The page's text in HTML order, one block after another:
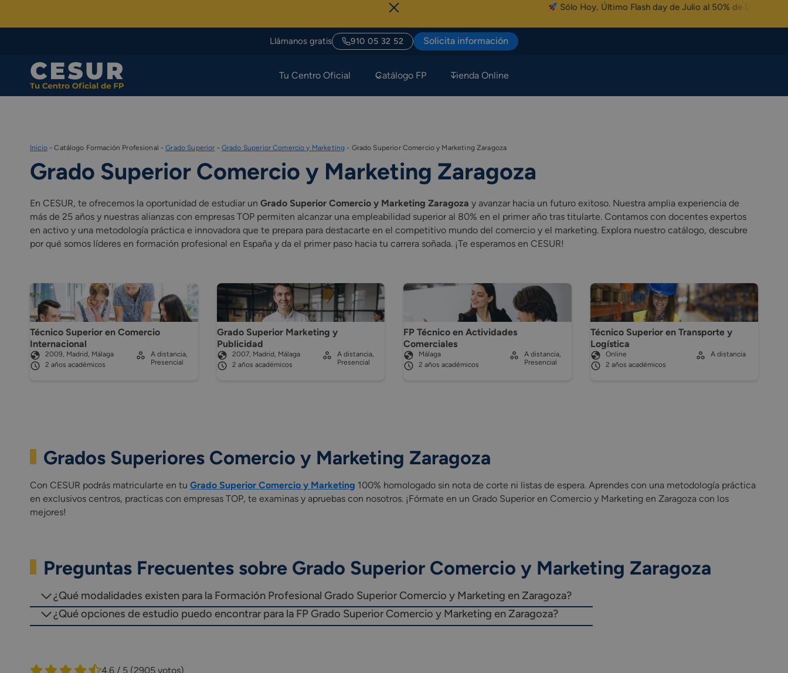
Sólo Hoy, Último Flash day de Julio al 50% de Descuento
Llámanos gratis 910 05 32 52 Solicita información
Tu Centro Oficial Catálogo FP Tienda Online
Inicio-Catálogo Formación Profesional -Grado Superior - Grado Superior Comercio y Marketing - Grado Superior Comercio y Marketing Zaragoza
Grado Superior Comercio y Marketing Zaragoza
En CESUR, te ofrecemos la oportunidad de estudiar un Grado Superior Comercio y Marketing Zaragoza y avanzar hacia un futuro exitoso. Nuestra amplia experiencia de
más de 25 años y nuestras alianzas con empresas TOP permiten alcanzar una empleabilidad superior al 80% en el primer año tras titularte. Contamos con docentes expertos
en activo y una metodología práctica e innovadora que te prepara para destacarte en el competitivo mundo del comercio y el marketing. Explora nuestro catálogo, descubre
por qué somos líderes en formación profesional en España y da el primer paso hacia tu carrera soñada. ¡Te esperamos en CESUR!
Técnico Superior en Comercio
Internacional
2009, Madrid, Málaga
2 años académicos
A distancia,
Presencial
Grado Superior Marketing y
Publicidad
2007, Madrid, Málaga
2 años académicos
A distancia,
Presencial
FP Técnico en Actividades
Comerciales
Málaga
2 años académicos
A distancia,
Presencial
Técnico Superior en Transporte y
Logística
Online
2 años académicos
A distancia
Grados Superiores Comercio y Marketing Zaragoza
Con CESUR podrás matricularte en tu Grado Superior Comercio y Marketing 100% homologado sin nota de corte ni listas de espera. Aprendes con una metodología práctica
en exclusivos centros, practicas con empresas TOP, te examinas y apruebas con nosotros. ¡Fórmate en un Grado Superior en Comercio y Marketing en Zaragoza con los
mejores!
Preguntas Frecuentes sobre Grado Superior Comercio y Marketing Zaragoza
¿Qué modalidades existen para la Formación Profesional Grado Superior Comercio y Marketing en Zaragoza?
¿Qué opciones de estudio puedo encontrar para la FP Grado Superior Comercio y Marketing en Zaragoza?
4.6 / 5 (2905 votos)